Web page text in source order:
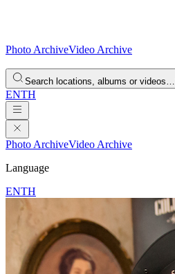
Photo ArchiveVideo Archive
Search locations, albums or videos…
ENTH
Photo ArchiveVideo Archive
Language
ENTH